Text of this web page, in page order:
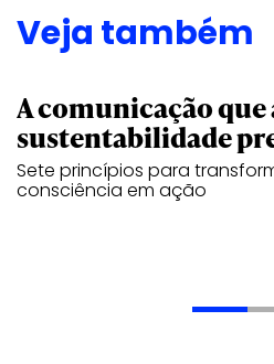
Veja também
A comunicação que
sustentabilidade
Sete princípios para
consciência em ação